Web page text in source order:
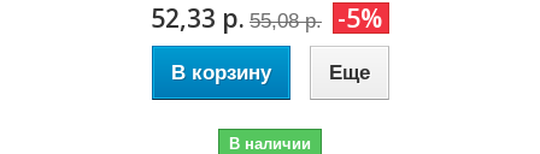
52,33 р. 55,08 р. -5%
В корзину Еще
В наличии